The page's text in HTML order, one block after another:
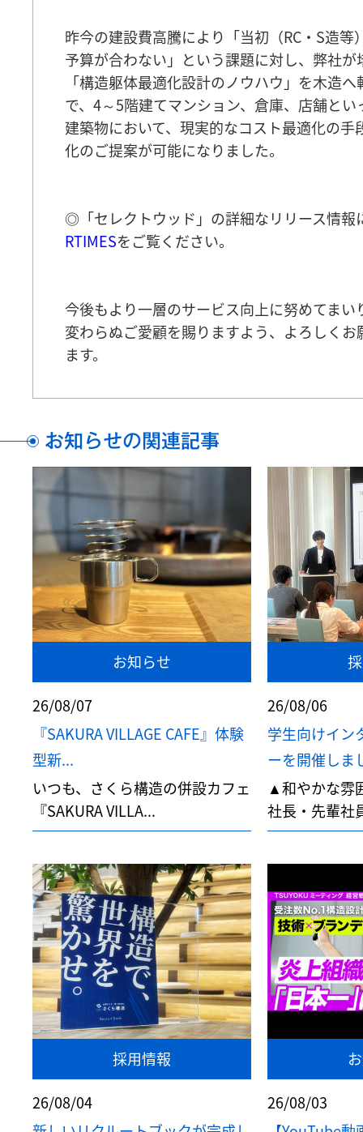
昨今の建設費高騰により「当初（RC・S造等
予算が合わない」という課題に対し、弊社が
「構造躯体最適化設計のノウハウ」を木造
で、4～5階建てマンション、倉庫、店舗とい
建築物において、現実的なコスト最適化の手
化のご提案が可能になりました。
◎「セレクトウッド」の詳細なリリース情報
RTIMESをご覧ください。
今後もより一層のサービス向上に努めてまい
変わらぬご愛顧を賜りますよう、よろしくお
ます。
お知らせの関連記事
お知らせ
26/08/07
『SAKURA VILLAGE CAFE』体験
型新...
いつも、さくら構造の併設カフェ
『SAKURA VILLA...
26/08/06
学生向けイン
ーを開催しま
▲和やかな雰
社長・先輩社
採用情報
26/08/04
26/08/03